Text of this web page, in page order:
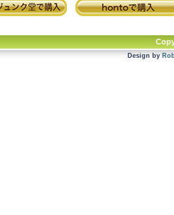
Design by